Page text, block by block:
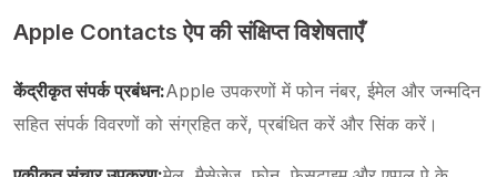
Apple Contacts ऐप की संक्षिप्त विशेषताएँ
केंद्रीकृत संपर्क प्रबंधन:Apple उपकरणों में फोन नंबर, ईमेल और जन्मदिन
सहित संपर्क विवरणों को संग्रहित करें, प्रबंधित करें और सिंक करें।